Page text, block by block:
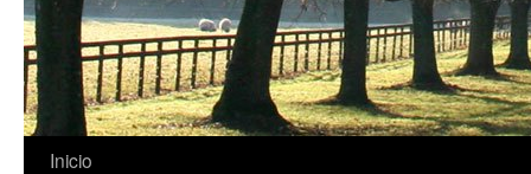
Saltar
Inicio